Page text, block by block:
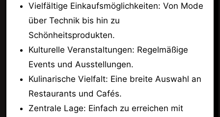
Vielfältige Einkaufsmöglichkeiten: Von Mode
über Technik bis hin zu
Schönheitsprodukten.
Kulturelle Veranstaltungen: Regelmäßige
Events und Ausstellungen.
Kulinarische Vielfalt: Eine breite Auswahl an
Restaurants und Cafés.
Zentrale Lage: Einfach zu erreichen mit